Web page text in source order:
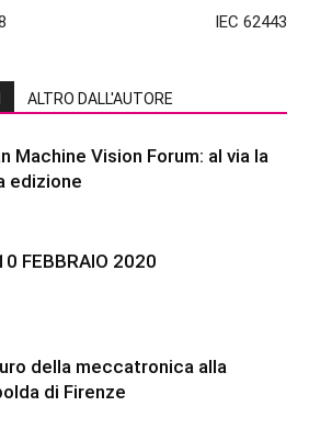
IEC 62443
ALTRO DALL'AUTORE
Machine Vision Forum: al via la
edizione
FEBBRAIO 2020
della meccatronica alla
di Firenze